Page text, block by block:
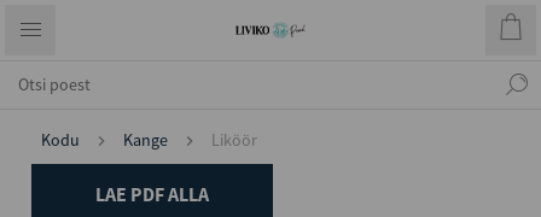
Kodu Kange Liköör
LAE PDF ALLA